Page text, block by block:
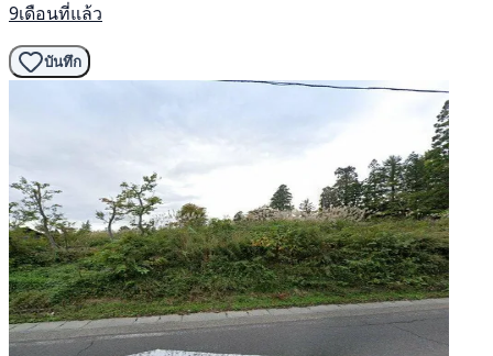
9เดือนที่แล้ว
บันทึก